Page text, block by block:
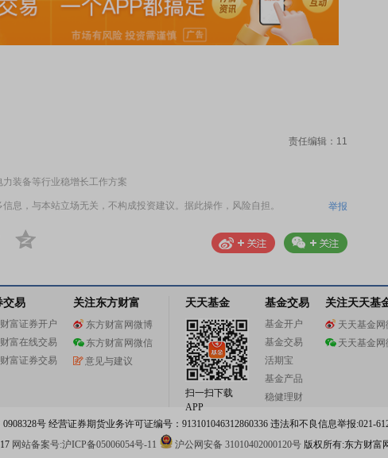
责任编辑：11
装备等行业稳增长工作方案
息，与本站立场无关，不构成投资建议。据此操作，风险自担。 举报
交易
富证券开户
富在线交易
富证券交易
关注东方财富
东方财富网微博
东方财富网微信
意见与建议
天天基金
扫一扫下载
APP
基金交易
基金开户
基金交易
活期宝
基金产品
稳健理财
关注天天基
天天基金网
天天基金网
号 经营证券期货业务许可证编号：913101046312860336 违法和不良信息举报:021-
网站备案号:沪ICP备05006054号-11 沪公网安备 31010402000120号版权所有:东方财富